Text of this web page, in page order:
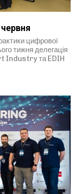
цифрової
тижня делегація
Industry та EDIH